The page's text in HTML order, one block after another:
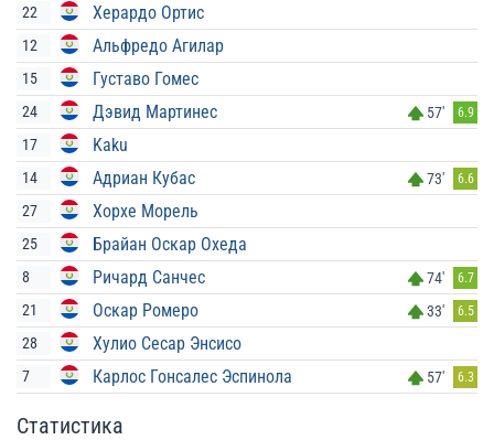
22 Херардо Ортис
12 Альфредо Агилар
15 Густаво Гомес
24 Дэвид Мартинес 57' 6.9
17 Kaku
14 Адриан Кубас 73' 6.6
27 Хорхе Морель
25 Брайан Оскар Охеда
8 Ричард Санчес 74' 6.7
21 Оскар Ромеро 33' 6.5
28 Хулио Сесар Энсисо
7 Карлос Гонсалес Эспинола 57' 6.3
Статистика